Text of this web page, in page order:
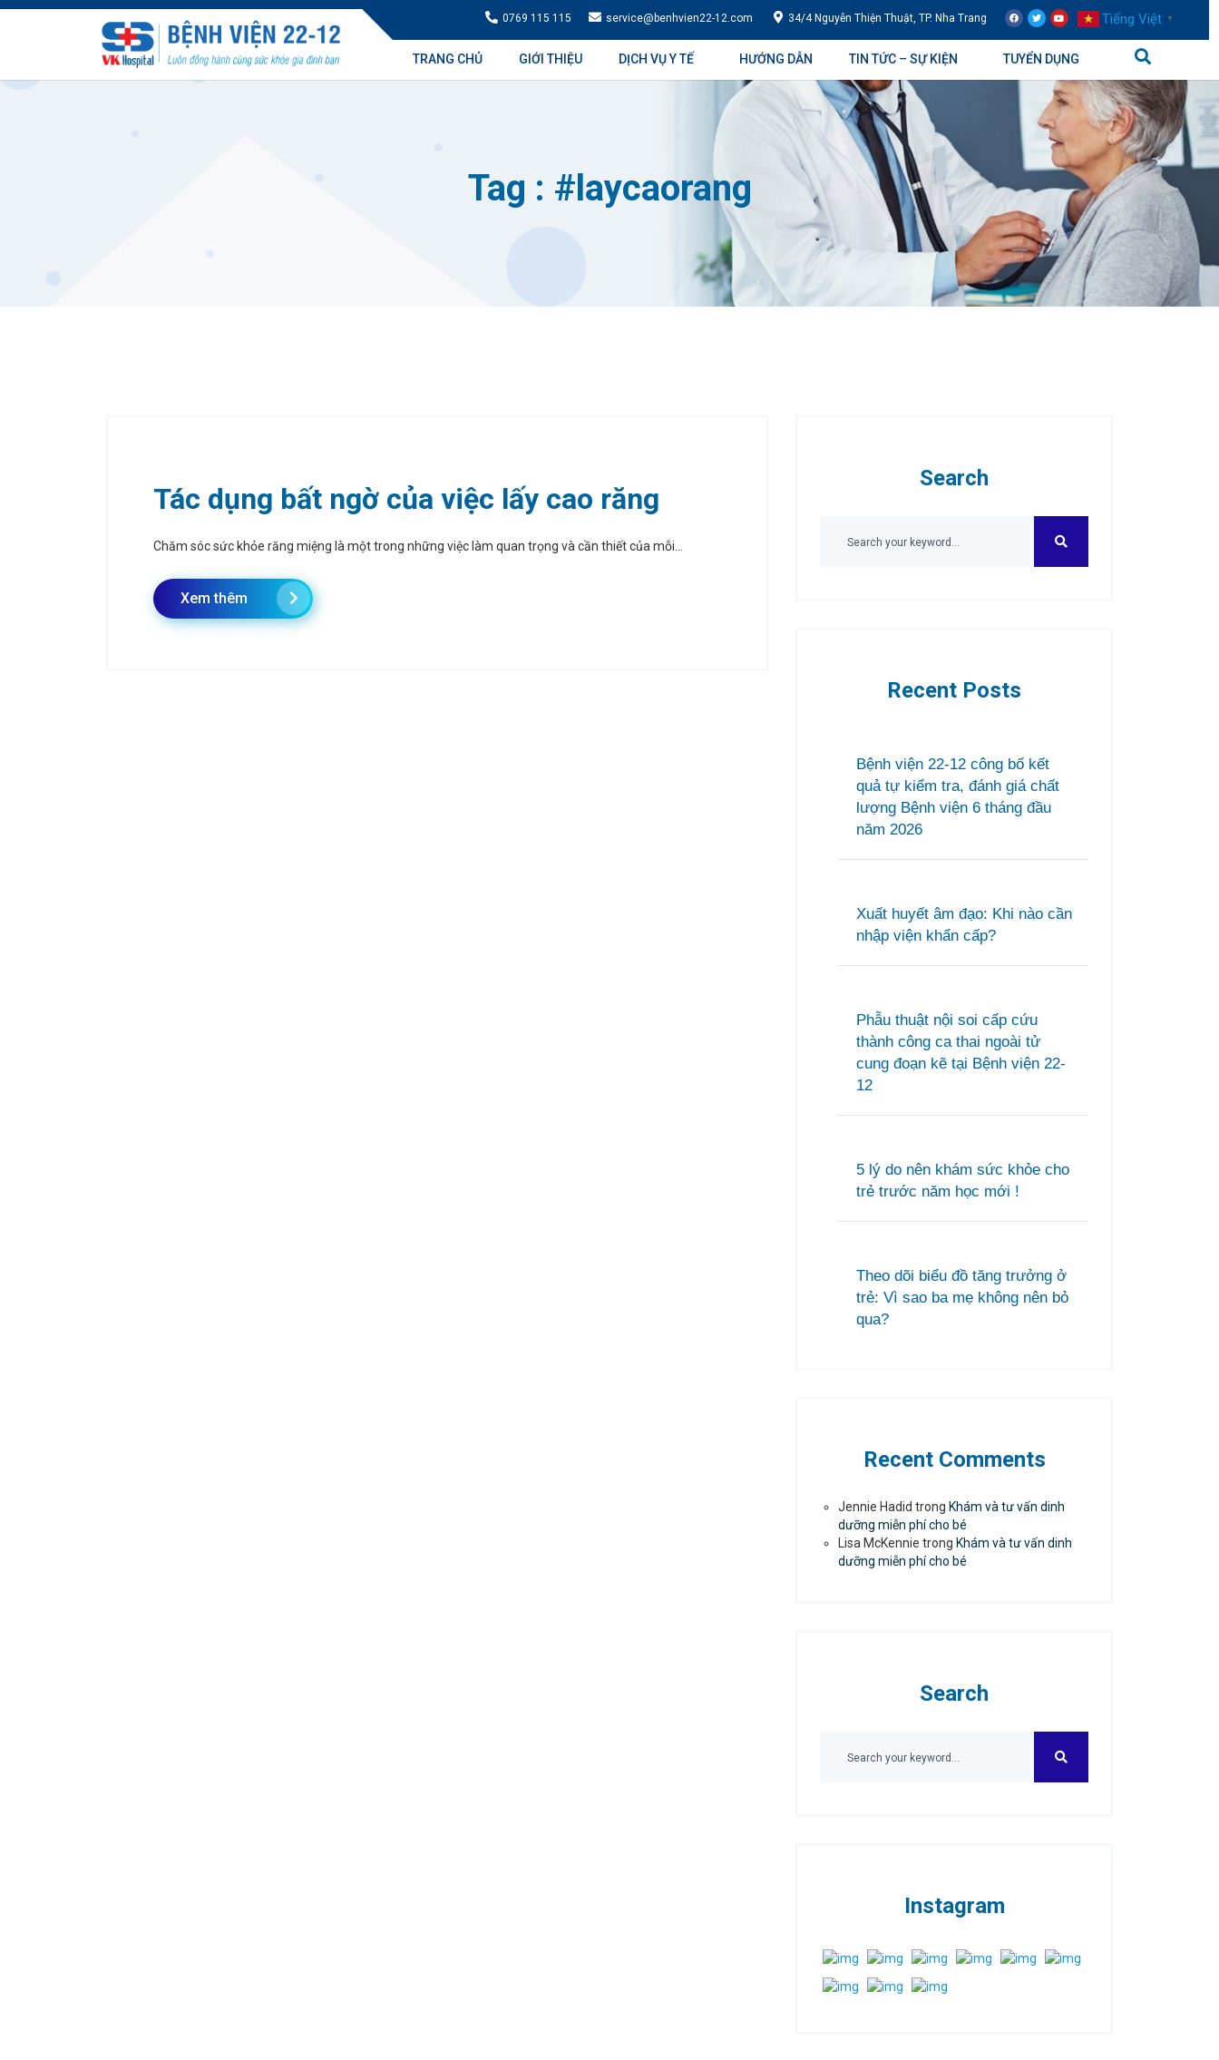
0769 115 115 service@benhvien22-12.com 34/4 Nguyễn Thiện Thuật, TP. Nha Trang Tiếng Việt ▼
TRANG CHỦ GIỚI THIỆU DỊCH VỤ Y TẾ HƯỚNG DẪN TIN TỨC – SỰ KIỆN TUYỂN DỤNG
Tag : #laycaorang
Tác dụng bất ngờ của việc lấy cao răng
Chăm sóc sức khỏe răng miệng là một trong những việc làm quan trọng và cần thiết của mỗi...
Xem thêm
Search
Recent Posts
Bệnh viện 22-12 công bố kết
quả tự kiểm tra, đánh giá chất
lượng Bệnh viện 6 tháng đầu
năm 2026
Xuất huyết âm đạo: Khi nào cần
nhập viện khẩn cấp?
Phẫu thuật nội soi cấp cứu
thành công ca thai ngoài tử
cung đoạn kẽ tại Bệnh viện 22-
12
5 lý do nên khám sức khỏe cho
trẻ trước năm học mới !
Theo dõi biểu đồ tăng trưởng ở
trẻ: Vì sao ba mẹ không nên bỏ
qua?
Recent Comments
Jennie Hadid trong Khám và tư vấn dinh
dưỡng miễn phí cho bé
Lisa McKennie trong Khám và tư vấn dinh
dưỡng miễn phí cho bé
Search
Instagram